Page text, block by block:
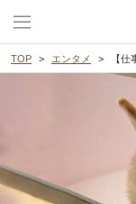
TOP エンタメ 【仕事